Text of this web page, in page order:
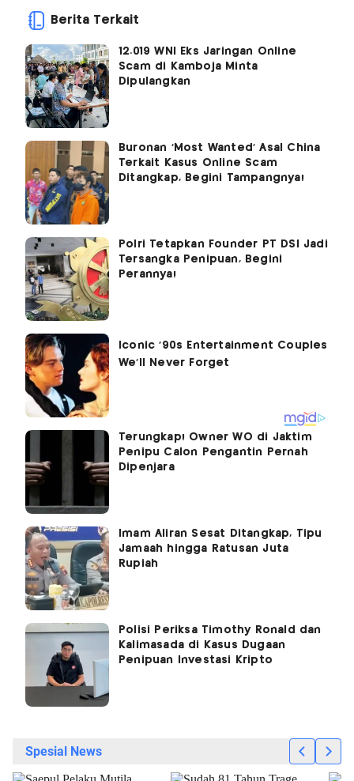
Berita Terkait
12.019 WNI Eks Jaringan Online
Scam di Kamboja Minta
Dipulangkan
Buronan 'Most Wanted' Asal China
Terkait Kasus Online Scam
Ditangkap, Begini Tampangnya!
Polri Tetapkan Founder PT DSI Jadi
Tersangka Penipuan, Begini
Perannya!
Terungkap! Owner WO di Jaktim
Penipu Calon Pengantin Pernah
Dipenjara
Imam Aliran Sesat Ditangkap, Tipu
Jamaah hingga Ratusan Juta
Rupiah
Polisi Periksa Timothy Ronald dan
Kalimasada di Kasus Dugaan
Penipuan Investasi Kripto